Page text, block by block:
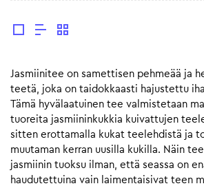
Jasmiinitee on samettisen pehmeää ja
teetä, joka on taidokkaasti hajustettu
Tämä hyvälaatuinen tee valmistetaan
tuoreita jasmiininkukkia kuivattujen
sitten erottamalla kukat teelehdistä ja
muutaman kerran uusilla kukilla. Näin
jasmiinin tuoksu ilman, että seassa on
haudutettuina vain laimentaisivat teen